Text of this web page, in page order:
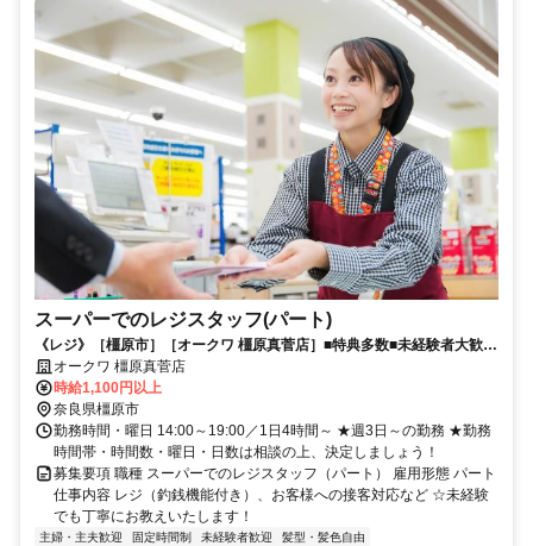
スーパーでのレジスタッフ(パート)
《レジ》［橿原市］［オークワ 橿原真菅店］■特典多数■未経験者大歓迎
■年齢幅広く歓迎■
オークワ 橿原真菅店
時給1,100円以上
奈良県橿原市
勤務時間・曜日 14:00～19:00／1日4時間～ ★週3日～の勤務 ★勤務
時間帯・時間数・曜日・日数は相談の上、決定しましょう！
募集要項 職種 スーパーでのレジスタッフ（パート） 雇用形態 パート
仕事内容 レジ（釣銭機能付き）、お客様への接客対応など ☆未経験
でも丁寧にお教えいたします！
主婦・主夫歓迎 固定時間制 未経験者歓迎 髪型・髪色自由